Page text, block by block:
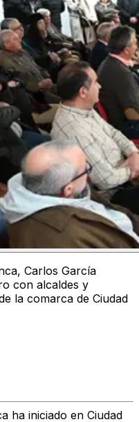
Carlos García
con alcaldes y
la comarca de Ciudad
ha iniciado en Ciudad